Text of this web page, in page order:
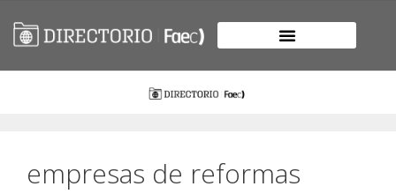
empresas de reformas